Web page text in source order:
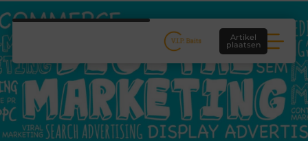
Artikel
plaatsen